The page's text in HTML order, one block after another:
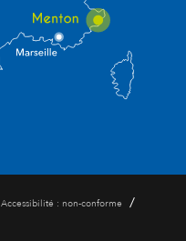
Accessibilité : non-conforme /